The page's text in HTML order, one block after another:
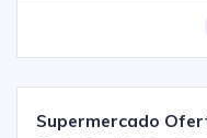
Supermercado